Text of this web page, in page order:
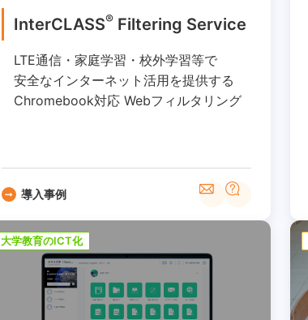
InterCLASS® ︎ Filtering Service
LTE通信・家庭学習・校外学習等で
安全なインターネット活用を提供する
Chromebook対応 Webフィルタリング
導入事例
大学教育のICT化